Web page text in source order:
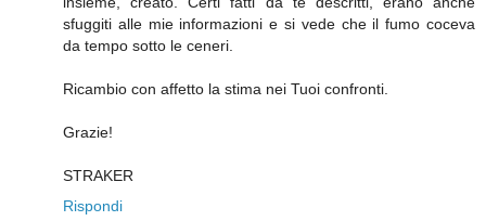
sfuggiti alle mie informazioni e si vede che il fumo coceva
da tempo sotto le ceneri.
Ricambio con affetto la stima nei Tuoi confronti.
Grazie!
STRAKER
Rispondi